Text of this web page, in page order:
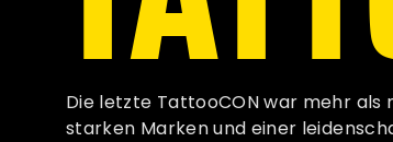
Die letzte TattooCON war mehr
starken Marken und einer